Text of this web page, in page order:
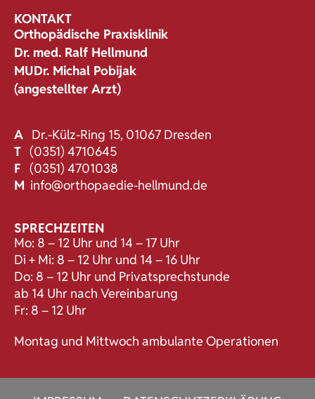
KONTAKT
Orthopädische Praxisklinik
Dr. med. Ralf Hellmund
MUDr. Michal Pobijak
(angestellter Arzt)
A Dr.-Külz-Ring 15, 01067 Dresden
T (0351) 4710645
F (0351) 4701038
M info@orthopaedie-hellmund.de
SPRECHZEITEN
Mo: 8 – 12 Uhr und 14 – 17 Uhr
Di + Mi: 8 – 12 Uhr und 14 – 16 Uhr
Do: 8 – 12 Uhr und Privatsprechstunde
ab 14 Uhr nach Vereinbarung
Fr: 8 – 12 Uhr
Montag und Mittwoch ambulante Operationen